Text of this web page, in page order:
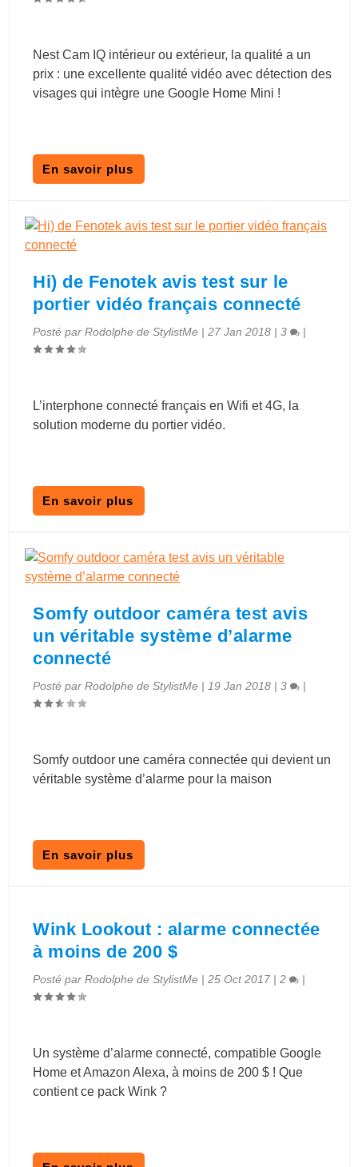
Nest Cam IQ intérieur ou extérieur, la qualité a un
prix : une excellente qualité vidéo avec détection des
visages qui intègre une Google Home Mini !
En savoir plus
Hi) de Fenotek avis test sur le
portier vidéo français connecté
Posté parRodolphe de StylistMe |27 Jan 2018 |3 |
L’interphone connecté français en Wifi et 4G, la
solution moderne du portier vidéo.
En savoir plus
Somfy outdoor caméra test avis
un véritable système d’alarme
connecté
Posté parRodolphe de StylistMe | 19 Jan 2018 |3 |
Somfy outdoor une caméra connectée qui devient un
véritable système d’alarme pour la maison
En savoir plus
Wink Lookout : alarme connectée
à moins de 200 $
Posté parRodolphe de StylistMe |25 Oct 2017 |2 |
Un système d’alarme connecté, compatible Google
Home et Amazon Alexa, à moins de 200 $ ! Que
contient ce pack Wink ?